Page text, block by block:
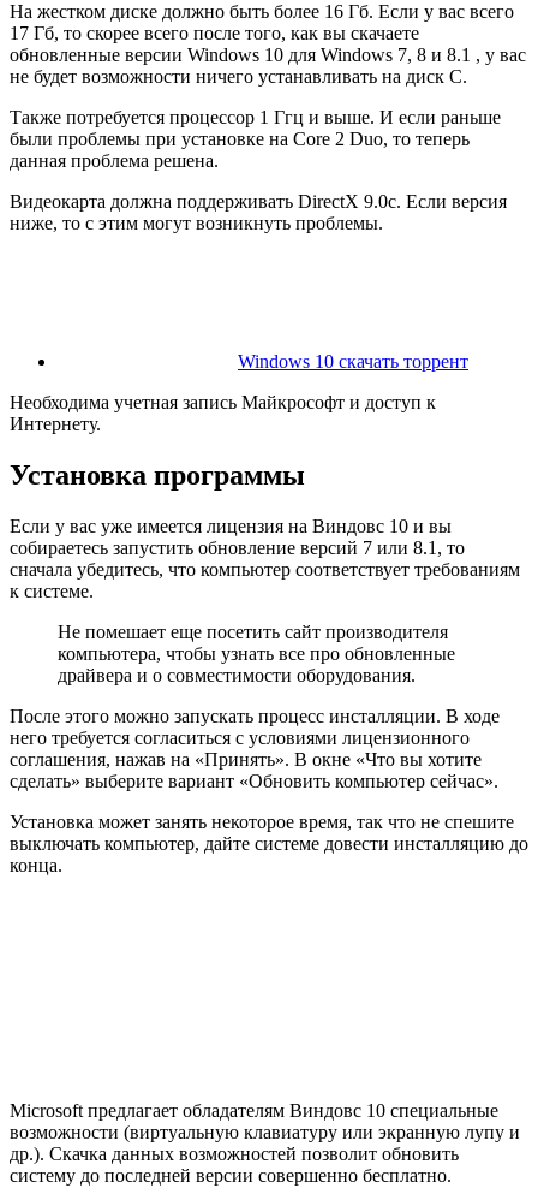
На жестком диске должно быть более 16 Гб. Если у вас всего
17 Гб, то скорее всего после того, как вы скачаете
обновленные версии Windows 10 для Windows 7, 8 и 8.1 , у вас
не будет возможности ничего устанавливать на диск С.
Также потребуется процессор 1 Ггц и выше. И если раньше
были проблемы при установке на Core 2 Duo, то теперь
данная проблема решена.
Видеокарта должна поддерживать DirectX 9.0с. Если версия
ниже, то с этим могут возникнуть проблемы.
Windows 10 скачать торрент
Необходима учетная запись Майкрософт и доступ к
Интернету.
Установка программы
Если у вас уже имеется лицензия на Виндовс 10 и вы
собираетесь запустить обновление версий 7 или 8.1, то
сначала убедитесь, что компьютер соответствует требованиям
к системе.
Не помешает еще посетить сайт производителя
компьютера, чтобы узнать все про обновленные
драйвера и о совместимости оборудования.
После этого можно запускать процесс инсталляции. В ходе
него требуется согласиться с условиями лицензионного
соглашения, нажав на «Принять». В окне «Что вы хотите
сделать» выберите вариант «Обновить компьютер сейчас».
Установка может занять некоторое время, так что не спешите
выключать компьютер, дайте системе довести инсталляцию до
конца.
Microsoft предлагает обладателям Виндовс 10 специальные
возможности (виртуальную клавиатуру или экранную лупу и
др.). Скачка данных возможностей позволит обновить
систему до последней версии совершенно бесплатно.